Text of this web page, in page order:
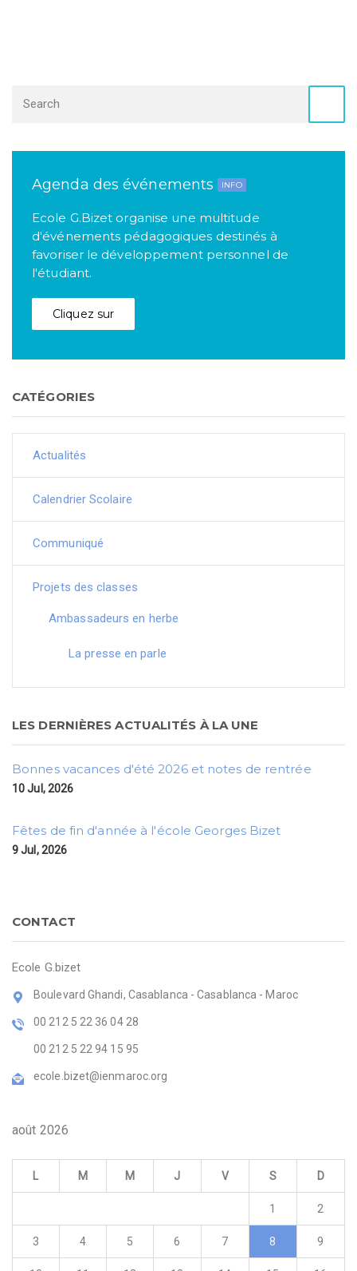
Agenda des événements INFO
Ecole G.Bizet organise une multitude
d'événements pédagogiques destinés à
favoriser le développement personnel de
l'étudiant.
Cliquez sur
CATÉGORIES
Actualités
Calendrier Scolaire
Communiqué
Projets des classes
Ambassadeurs en herbe
La presse en parle
LES DERNIÈRES ACTUALITÉS À LA UNE
Bonnes vacances d'été 2026 et notes de rentrée
10 Jul, 2026
Fêtes de fin d'année à l'école Georges Bizet
9 Jul, 2026
CONTACT
Ecole G.bizet
Boulevard Ghandi, Casablanca - Casablanca - Maroc
00 212 5 22 36 04 28
00 212 5 22 94 15 95
ecole.bizet@ienmaroc.org
août 2026
L M M J V S D
1 2
3 4 5 6 7 8 9